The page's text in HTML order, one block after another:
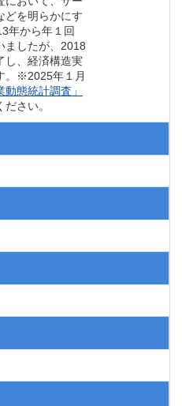
どを明らかにす
年から年１回
ましたが、2018
し、経済構造実
。※2025年１月
動態統計調査」
ださい。